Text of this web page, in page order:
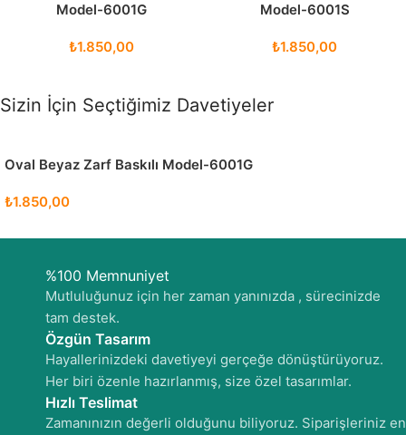
Model-6001G
₺1.850,00
Model-6001S
₺1.850,00
Sizin İçin Seçtiğimiz Davetiyeler
Oval Beyaz Zarf Baskılı Model-6001G
₺1.850,00
%100 Memnuniyet
Mutluluğunuz için her zaman yanınızda , sürecinizde
tam destek.
Özgün Tasarım
Hayallerinizdeki davetiyeyi gerçeğe dönüştürüyoruz.
Her biri özenle hazırlanmış, size özel tasarımlar.
Hızlı Teslimat
Zamanınızın değerli olduğunu biliyoruz. Siparişleriniz en